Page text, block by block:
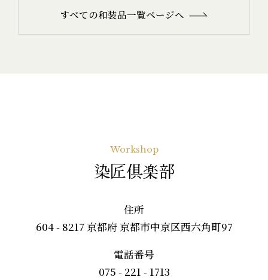
すべての和装品一覧ページへ
Workshop
染匠倶楽部
住所
604 - 8217 京都府 京都市中京区西六角町97
電話番号
075 - 221 - 1713